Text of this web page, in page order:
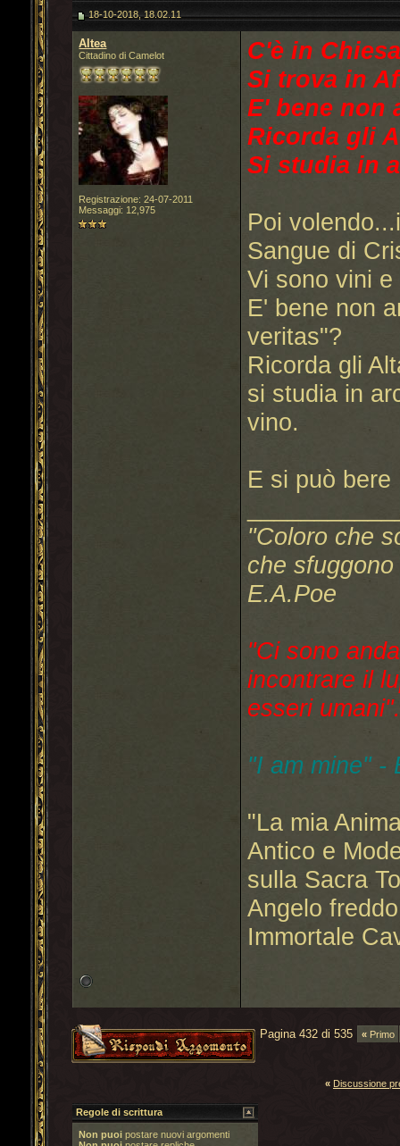
18-10-2018, 18.02.11
Altea
Cittadino di Camelot
Registrazione: 24-07-2011
Messaggi: 12,975
C'è in
Si trova in
E' bene non
Ricorda gli
Si studia in
Poi
Sangue di
Vi sono vini
E' bene non
veritas"?
Ricorda gli
si studia in
vino.
E si può bere
"Coloro che
che
E.A.Poe
"Ci sono
incontrare il
esseri
"I am mine" -
"La mia
Antico e
sulla Sacra
Angelo
Immortale
Pagina 432 di 535 « Primo
« Discussione
Regole di scrittura
Non puoi postare nuovi argomenti